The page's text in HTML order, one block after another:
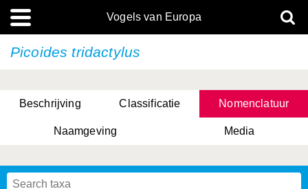
Vogels van Europa
Picoides tridactylus
Beschrijving Classificatie Nomenclatuur
Naamgeving Media